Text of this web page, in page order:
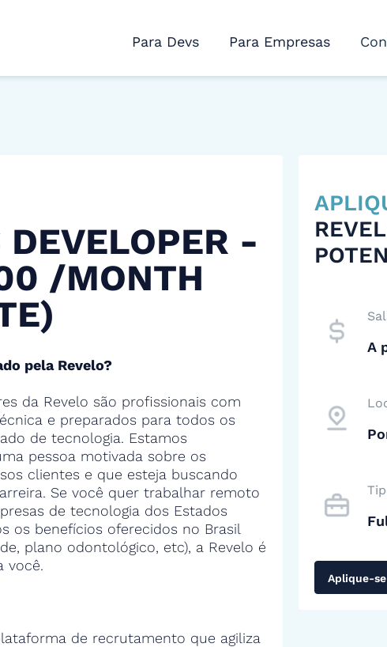
Para Devs Para Empresas
-
/MONTH
pela Revelo?
da Revelo são profissionais com
e preparados para todos os
de tecnologia. Estamos
pessoa motivada sobre os
clientes e que esteja buscando
Se você quer trabalhar remoto
de tecnologia dos Estados
os benefícios oferecidos no Brasil
plano odontológico, etc), a Revelo é
você.
de recrutamento que agiliza
A
Aplique-